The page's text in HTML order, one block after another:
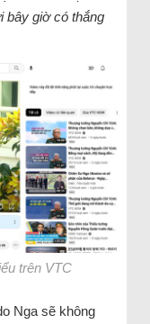
bây giờ có thắng
trên VTC
Nga sẽ không